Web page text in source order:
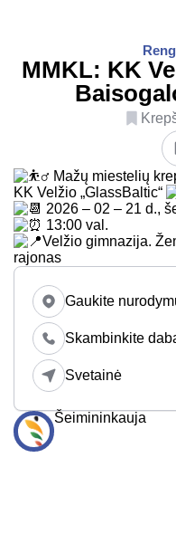
MMKL: KK
Mažų miestelių
KK Velžio „GlassBaltic“
2026 – 02 – 21 d.,
13:00 val.
Velžio gimnazija.
rajonas
Gaukite
Skambinkite
Svetainė
Šeimininkauja